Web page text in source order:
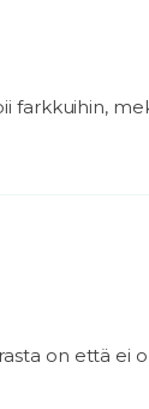
farkkuihin,
on että